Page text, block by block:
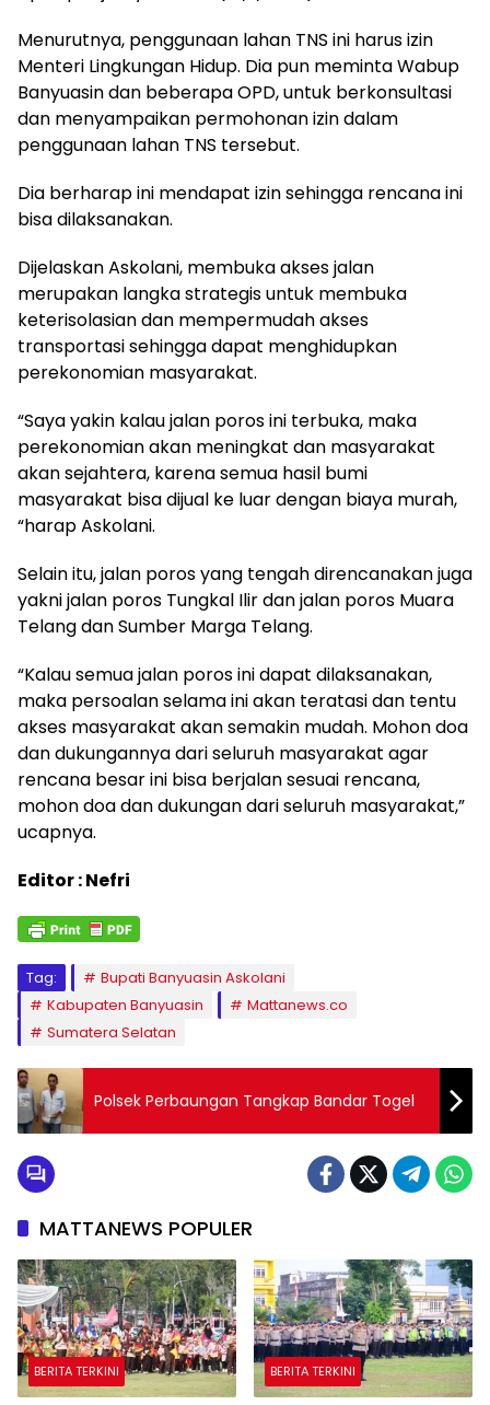
Menurutnya, penggunaan lahan TNS ini harus izin
Menteri Lingkungan Hidup. Dia pun meminta Wabup
Banyuasin dan beberapa OPD, untuk berkonsultasi
dan menyampaikan permohonan izin dalam
penggunaan lahan TNS tersebut.
Dia berharap ini mendapat izin sehingga rencana ini
bisa dilaksanakan.
Dijelaskan Askolani, membuka akses jalan
merupakan langka strategis untuk membuka
keterisolasian dan mempermudah akses
transportasi sehingga dapat menghidupkan
perekonomian masyarakat.
“Saya yakin kalau jalan poros ini terbuka, maka
perekonomian akan meningkat dan masyarakat
akan sejahtera, karena semua hasil bumi
masyarakat bisa dijual ke luar dengan biaya murah,
“harap Askolani.
Selain itu, jalan poros yang tengah direncanakan juga
yakni jalan poros Tungkal Ilir dan jalan poros Muara
Telang dan Sumber Marga Telang.
“Kalau semua jalan poros ini dapat dilaksanakan,
maka persoalan selama ini akan teratasi dan tentu
akses masyarakat akan semakin mudah. Mohon doa
dan dukungannya dari seluruh masyarakat agar
rencana besar ini bisa berjalan sesuai rencana,
mohon doa dan dukungan dari seluruh masyarakat,”
ucapnya.
Editor : Nefri
Tag:
Bupati Banyuasin Askolani
Kabupaten Banyuasin
Mattanews.co
Sumatera Selatan
Polsek Perbaungan Tangkap Bandar Togel
MATTANEWS POPULER
BERITA TERKINI BERITA TERKINI